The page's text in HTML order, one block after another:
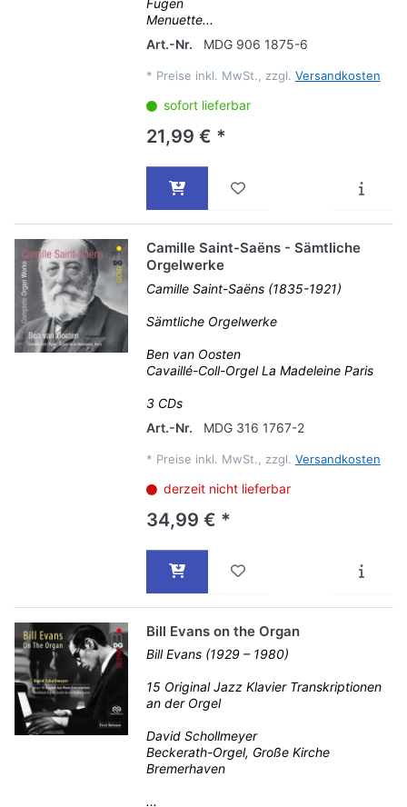
Fugen
Menuette...
Art.-Nr.
MDG 906 1875-6
* Preise inkl. MwSt., zzgl. Versandkosten
sofort lieferbar
21,99 € *
Camille Saint-Saëns - Sämtliche
Orgelwerke
Camille Saint-Saëns (1835-1921)
Sämtliche Orgelwerke
Ben van Oosten
Cavaillé-Coll-Orgel La Madeleine Paris
3 CDs
Art.-Nr.
MDG 316 1767-2
* Preise inkl. MwSt., zzgl. Versandkosten
derzeit nicht lieferbar
34,99 € *
Bill Evans on the Organ
Bill Evans (1929 – 1980)
15 Original Jazz Klavier Transkriptionen
an der Orgel
David Schollmeyer
Beckerath-Orgel, Große Kirche
Bremerhaven
...